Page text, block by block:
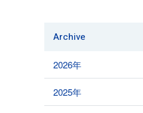
Archive
2026年
2025年